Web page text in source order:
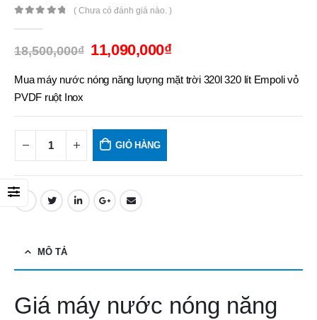
( Chưa có đánh giá nào. )
18,500,000₫ 11,090,000₫
Mua máy nước nóng năng lượng mặt trời 320l 320 lít Empoli vỏ
PVDF ruột Inox
GIỎ HÀNG
MÔ TẢ
Giá máy nước nóng năng